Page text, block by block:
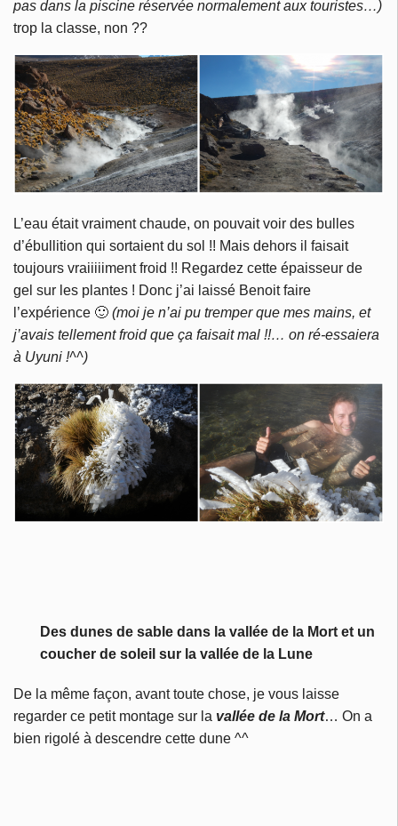
pas dans la piscine réservée normalement aux touristes…)
trop la classe, non ??
L’eau était vraiment chaude, on pouvait voir des bulles
d’ébullition qui sortaient du sol !! Mais dehors il faisait
toujours vraiiiiiment froid !! Regardez cette épaisseur de
gel sur les plantes ! Donc j’ai laissé Benoit faire
l’expérience 🙂 (moi je n’ai pu tremper que mes mains, et
j’avais tellement froid que ça faisait mal !!… on ré-essaiera
à Uyuni !^^)
Des dunes de sable dans la vallée de la Mort et un
coucher de soleil sur la vallée de la Lune
De la même façon, avant toute chose, je vous laisse
regarder ce petit montage sur la vallée de la Mort… On a
bien rigolé à descendre cette dune ^^